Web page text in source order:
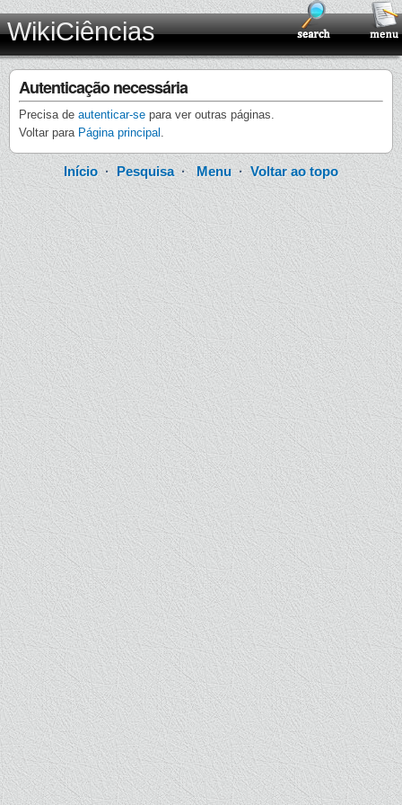
WikiCiências
Autenticação necessária
Precisa de autenticar-se para ver outras páginas.
Voltar para Página principal .
Início · Pesquisa·Menu ·Voltar ao topo